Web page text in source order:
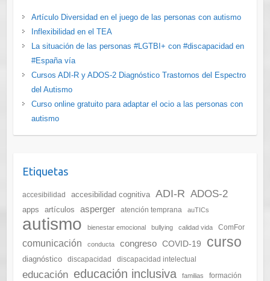
Artículo Diversidad en el juego de las personas con autismo
Inflexibilidad en el TEA
La situación de las personas #LGTBI+ con #discapacidad en
#España vía
Cursos ADI-R y ADOS-2 Diagnóstico Trastornos del Espectro
del Autismo
Curso online gratuito para adaptar el ocio a las personas con
autismo
Etiquetas
accesibilidad accesibilidad cognitiva ADI-R ADOS-2
apps artículos asperger atención temprana auTICs
autismo bienestar emocional bullying calidad vida ComFor
comunicación conducta congreso COVID-19 curso
diagnóstico discapacidad discapacidad intelectual
educación educación inclusiva familias
formación